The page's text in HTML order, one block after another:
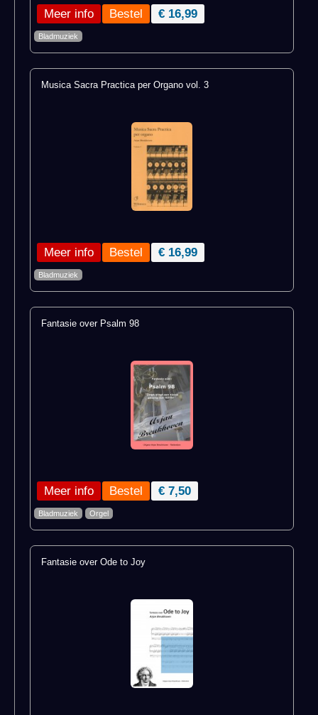
Meer info € 16,99
Bladmuziek
Musica Sacra Practica per Organo vol. 3
Meer info € 16,99
Bladmuziek
Fantasie over Psalm 98
Meer info € 7,50
Bladmuziek Orgel
Fantasie over Ode to Joy